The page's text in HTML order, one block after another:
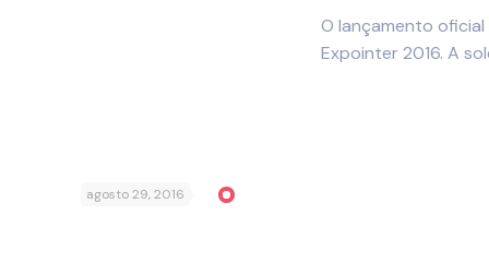
O lançamento
Expointer 2016. A
agosto 29, 2016